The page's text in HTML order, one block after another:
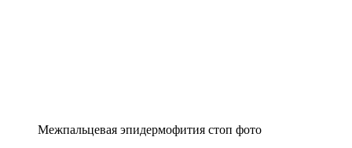
Межпальцевая эпидермофития стоп фото